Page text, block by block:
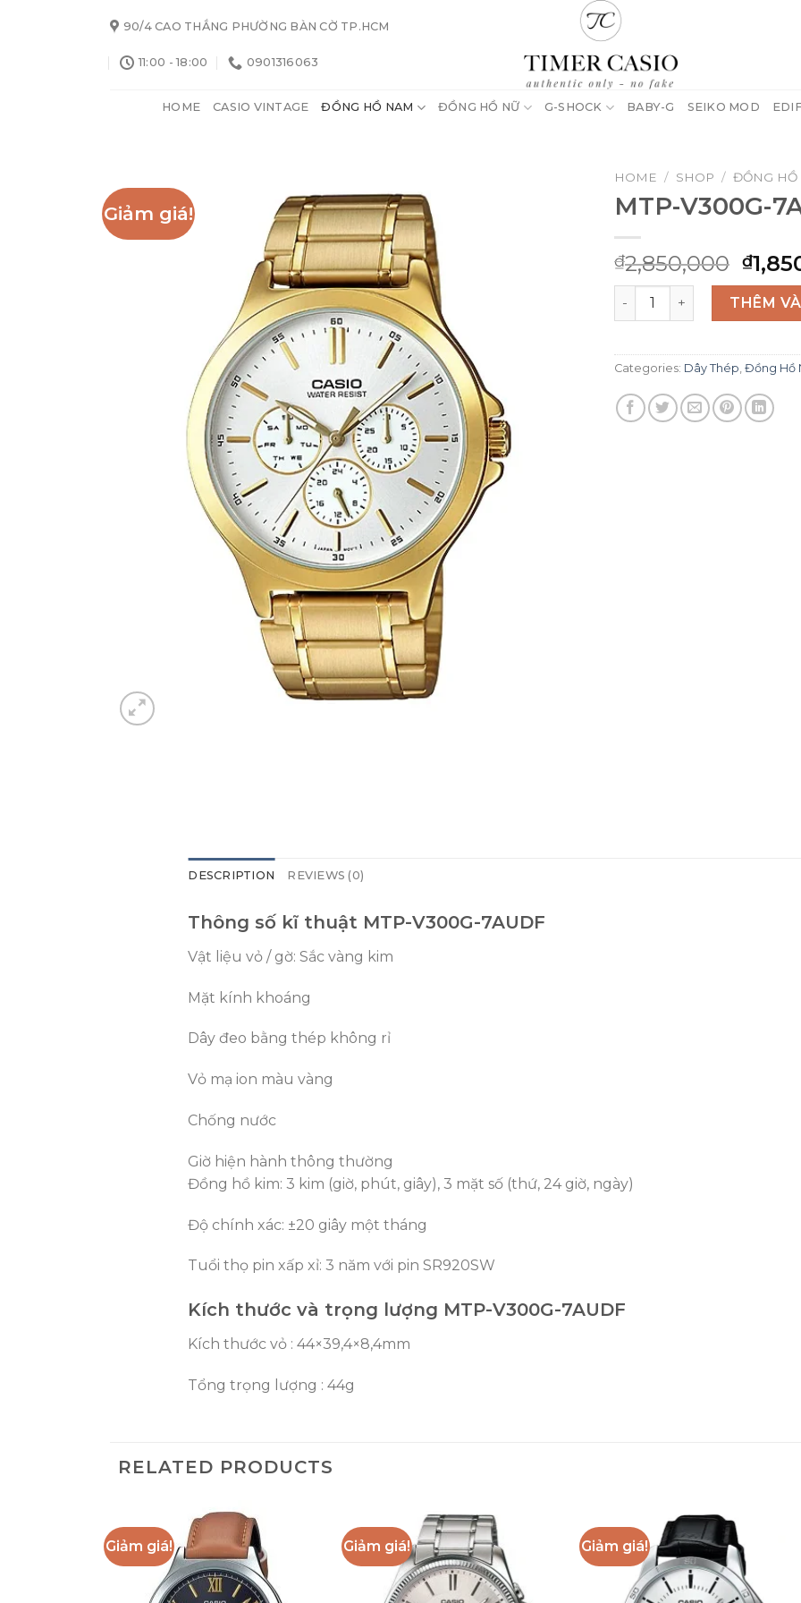
90/4 CAO THẮNG PHƯỜNG BÀN CỜ TP.HCM
11:00 - 18:00 0901316063
HOME CASIO VINTAGE ĐỒNG HỒ NAM ĐỒNG HỒ NỮ G-SHOCK BABY-G SEIKO MOD
Giảm giá!
HOME / SHOP / ĐỒNG HỒ
MTP-V300G-
₫2,850,000
price
was:
₫
MTP-V300G-7A quantity
THÊM
Categories: Dây Thép Đồng Hồ
DESCRIPTION REVIEWS (0)
Thông số kĩ thuật MTP-V300G-7AUDF
Vật liệu vỏ / gờ: Sắc vàng kim
Mặt kính khoáng
Dây đeo bằng thép không rỉ
Vỏ mạ ion màu vàng
Chống nước
Giờ hiện hành thông thường
Đồng hồ kim: 3 kim (giờ, phút, giây), 3 mặt số (thứ, 24 giờ, ngày)
Độ chính xác: ±20 giây một tháng
Tuổi thọ pin xấp xỉ: 3 năm với pin SR920SW
Kích thước và trọng lượng MTP-V300G-7AUDF
Kích thước vỏ : 44×39,4×8,4mm
Tổng trọng lượng : 44g
RELATED PRODUCTS
Giảm giá! Giảm giá! Giảm giá!